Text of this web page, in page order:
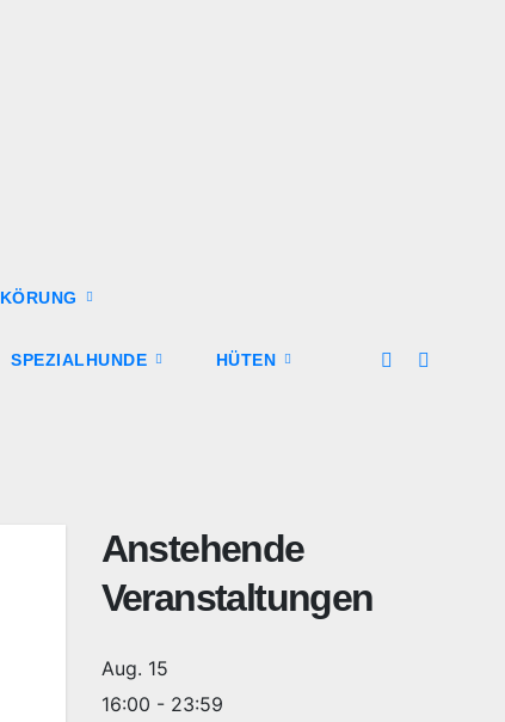
KÖRUNG
SPEZIALHUNDE HÜTEN
Anstehende
Veranstaltungen
Aug. 15
16:00 - 23:59